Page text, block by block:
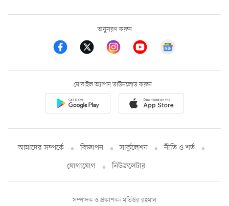
অনুসরণ করুন
মোবাইল অ্যাপস ডাউনলোড করুন
আমাদের সম্পর্কে বিজ্ঞাপন সার্কুলেশন
নীতি ও শর্ত
যোগাযোগ
নিউজলেটার
সম্পাদক ও প্রকাশক: মতিউর রহমান